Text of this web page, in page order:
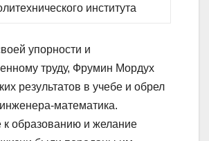
института
упорности и
труду, Фрумин Мордух
результатов в учебе и обрел
математика.
образованию и желание